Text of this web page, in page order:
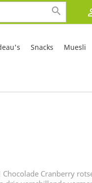

Snacks Muesli
Cranberry